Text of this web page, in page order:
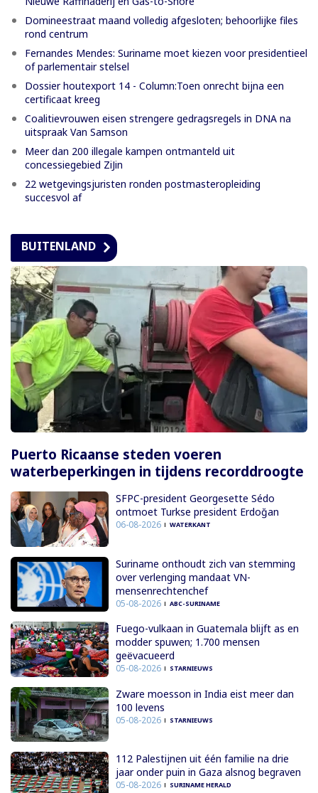
Domineestraat maand volledig afgesloten; behoorlijke files
rond centrum
Fernandes Mendes: Suriname moet kiezen voor presidentieel
of parlementair stelsel
Dossier houtexport 14 - Column:Toen onrecht bijna een
certificaat kreeg
Coalitievrouwen eisen strengere gedragsregels in DNA na
uitspraak Van Samson
Meer dan 200 illegale kampen ontmanteld uit
concessiegebied ZiJin
22 wetgevingsjuristen ronden postmasteropleiding
succesvol af
BUITENLAND
Puerto Ricaanse steden voeren
waterbeperkingen in tijdens recorddroogte
SFPC-president Georgesette Sédo
ontmoet Turkse president Erdoğan
06-08-2026 WATERKANT
Suriname onthoudt zich van stemming
over verlenging mandaat VN-
mensenrechtenchef
05-08-2026 ABC-SURINAME
Fuego-vulkaan in Guatemala blijft as en
modder spuwen; 1.700 mensen
geëvacueerd
05-08-2026 STARNIEUWS
Zware moesson in India eist meer dan
100 levens
05-08-2026 STARNIEUWS
112 Palestijnen uit één familie na drie
jaar onder puin in Gaza alsnog begraven
05-08-2026 SURINAME HERALD